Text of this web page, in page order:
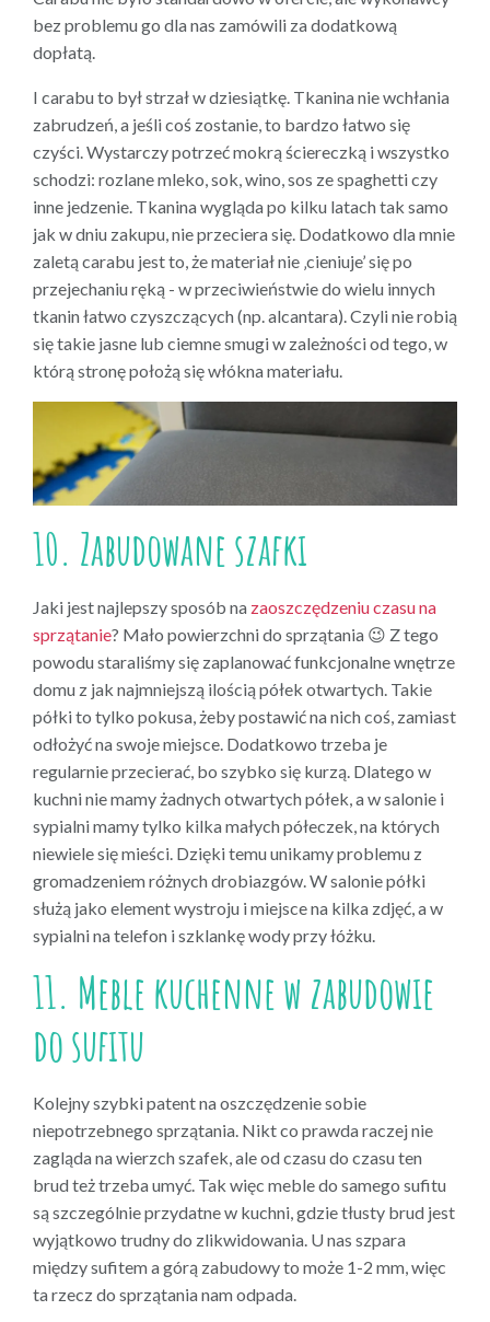
bez problemu go dla nas zamówili za dodatkową
dopłatą.
I carabu to był strzał w dziesiątkę. Tkanina nie wchłania
zabrudzeń, a jeśli coś zostanie, to bardzo łatwo się
czyści. Wystarczy potrzeć mokrą ściereczką i wszystko
schodzi: rozlane mleko, sok, wino, sos ze spaghetti czy
inne jedzenie. Tkanina wygląda po kilku latach tak samo
jak w dniu zakupu, nie przeciera się. Dodatkowo dla mnie
zaletą carabu jest to, że materiał nie ‚cieniuje’ się po
przejechaniu ręką - w przeciwieństwie do wielu innych
tkanin łatwo czyszczących (np. alcantara). Czyli nie robią
się takie jasne lub ciemne smugi w zależności od tego, w
którą stronę położą się włókna materiału.
10. Zabudowane szafki
Jaki jest najlepszy sposób na zaoszczędzeniu czasu na
sprzątanie? Mało powierzchni do sprzątania 😉 Z tego
powodu staraliśmy się zaplanować funkcjonalne wnętrze
domu z jak najmniejszą ilością półek otwartych. Takie
półki to tylko pokusa, żeby postawić na nich coś, zamiast
odłożyć na swoje miejsce. Dodatkowo trzeba je
regularnie przecierać, bo szybko się kurzą. Dlatego w
kuchni nie mamy żadnych otwartych półek, a w salonie i
sypialni mamy tylko kilka małych półeczek, na których
niewiele się mieści. Dzięki temu unikamy problemu z
gromadzeniem różnych drobiazgów. W salonie półki
służą jako element wystroju i miejsce na kilka zdjęć, a w
sypialni na telefon i szklankę wody przy łóżku.
11. Meble kuchenne w zabudowie
do sufitu
Kolejny szybki patent na oszczędzenie sobie
niepotrzebnego sprzątania. Nikt co prawda raczej nie
zagląda na wierzch szafek, ale od czasu do czasu ten
brud też trzeba umyć. Tak więc meble do samego sufitu
są szczególnie przydatne w kuchni, gdzie tłusty brud jest
wyjątkowo trudny do zlikwidowania. U nas szpara
między sufitem a górą zabudowy to może 1-2 mm, więc
ta rzecz do sprzątania nam odpada.